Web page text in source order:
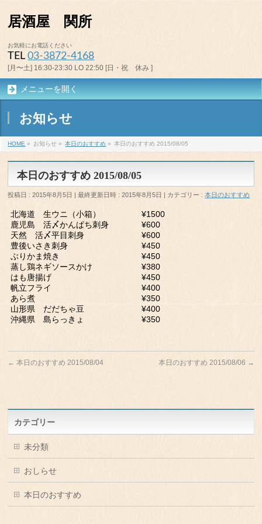
居酒屋 関所
お気軽にお電話ください
TEL03-3872-4168
[月〜土] 16:30-23:30 LO 22:50 [日・祝 休み ]
メニューを開く
お知らせ
HOME » お知らせ » 本日のおすすめ » 本日のおすすめ 2015/08/05
本日のおすすめ 2015/08/05
投稿日 : 2015年8月5日 最終更新日時 : 2015年8月5日 カテゴリー :本日のおすすめ
北海道 生ウニ（小箱） ¥1500
鹿児島 活〆かんぱち刺身 ¥600
天然 活〆平目刺身 ¥600
豊後いさき刺身 ¥450
ぶりかま焼き ¥450
蒸し鶏ネギソースかけ ¥380
はも唐揚げ ¥450
帆立フライ ¥400
あら煮 ¥350
山形県 だだちゃ豆 ¥400
沖縄県 島らっきょ ¥350
← 本日のおすすめ 2015/08/04 本日のおすすめ 2015/08/06 →
カテゴリー
未分類
おしらせ
本日のおすすめ